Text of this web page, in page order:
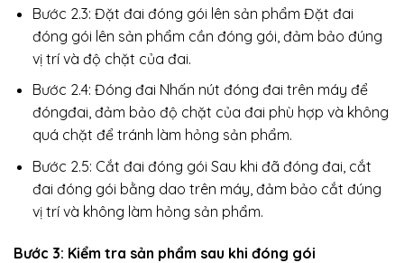
Bước 2.3: Đặt đai đóng gói lên sản phẩm Đặt đai
đóng gói lên sản phẩm cần đóng gói, đảm bảo đúng
vị trí và độ chặt của đai.
Bước 2.4: Đóng đai Nhấn nút đóng đai trên máy để
đóngđai, đảm bảo độ chặt của đai phù hợp và không
quá chặt để tránh làm hỏng sản phẩm.
Bước 2.5: Cắt đai đóng gói Sau khi đã đóng đai, cắt
đai đóng gói bằng dao trên máy, đảm bảo cắt đúng
vị trí và không làm hỏng sản phẩm.
Bước 3: Kiểm tra sản phẩm sau khi đóng gói